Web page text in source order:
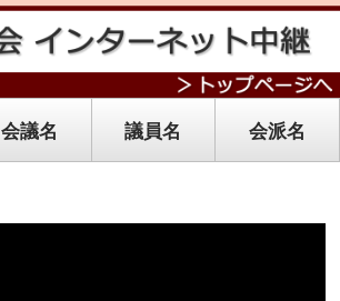
会議名 議員名 会派名